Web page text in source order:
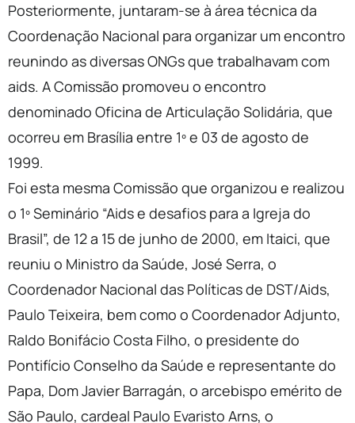
Posteriormente, juntaram-se à área técnica da
Coordenação Nacional para organizar um encontro
reunindo as diversas ONGs que trabalhavam com
aids. A Comissão promoveu o encontro
denominado Oficina de Articulação Solidária, que
ocorreu em Brasília entre 1º e 03 de agosto de
1999.
Foi esta mesma Comissão que organizou e realizou
o 1º Seminário “Aids e desafios para a Igreja do
Brasil”, de 12 a 15 de junho de 2000, em Itaici, que
reuniu o Ministro da Saúde, José Serra, o
Coordenador Nacional das Políticas de DST/Aids,
Paulo Teixeira, bem como o Coordenador Adjunto,
Raldo Bonifácio Costa Filho, o presidente do
Pontifício Conselho da Saúde e representante do
Papa, Dom Javier Barragán, o arcebispo emérito de
São Paulo, cardeal Paulo Evaristo Arns, o